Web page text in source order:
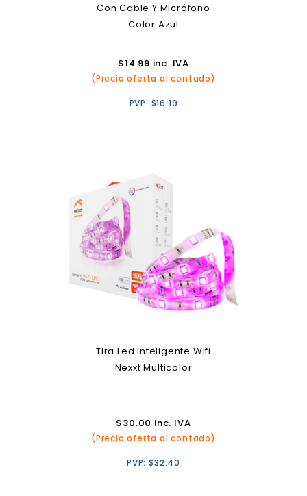
Con Cable Y Micrófono
Color Azul
$14.99 inc. IVA
(Precio oferta al contado)
PVP: $16.19
Tira Led Inteligente Wifi
Nexxt Multicolor
$30.00 inc. IVA
(Precio oferta al contado)
PVP:$32.40